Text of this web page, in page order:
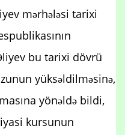
mərhələsi tarixi
bu tarixi dövrü
yüksəldilməsinə,
yönəldə bildi,
kursunun